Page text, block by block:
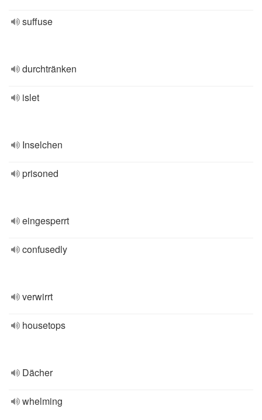
suffuse
durchtränken
islet
Inselchen
prisoned
eingesperrt
confusedly
verwirrt
housetops
Dächer
whelming